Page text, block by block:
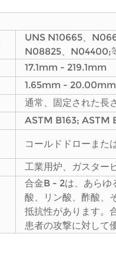
UNS N10665、
N08825、N04400;
17.1mm - 219.1mm
1.65mm - 20.00mm
通常、固定された長
ASTM B163; ASTM
コールドドローまた
工業用炉、ガスター
合金B - 2は、あらゆ
酸、リン酸、酢酸、
抵抗性があります。
患者の攻撃に対して